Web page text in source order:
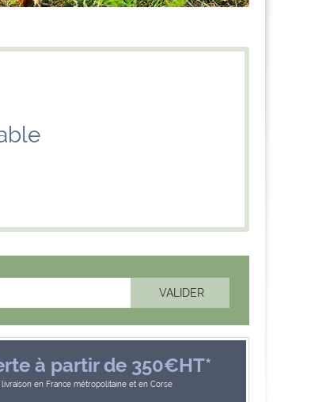
à partir de 350€HT*
en France métropolitaine et en Corse